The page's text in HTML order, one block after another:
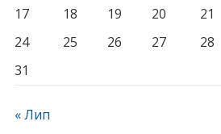
17
18 19 20 21
24
25 26 27 28
31
« Лип